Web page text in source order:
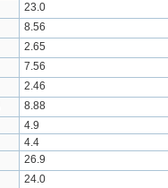
23.0
8.56
2.65
7.56
2.46
8.88
4.9
4.4
26.9
24.0